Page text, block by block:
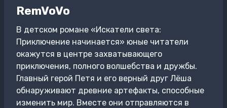
RemVoVo
В детском романе «Искатели света:
Приключение начинается» юные читатели
окажутся в центре захватывающего
приключения, полного волшебства и дружбы.
Главный герой Петя и его верный друг Лёша
обнаруживают древние артефакты, способные
изменить мир. Вместе они отправляются в